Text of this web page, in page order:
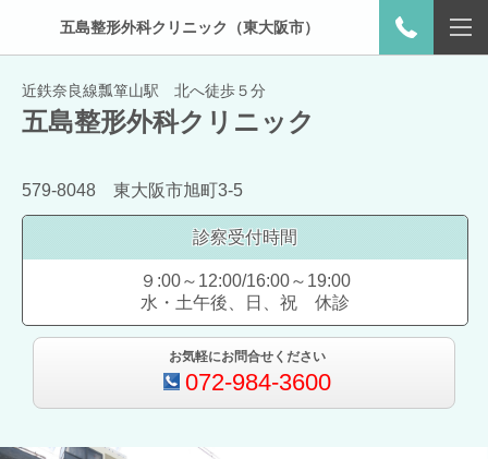
五島整形外科クリニック（東大阪市）
近鉄奈良線瓢箪山駅 北へ徒歩５分
五島整形外科クリニック
579-8048 東大阪市旭町3-5
診察受付時間
９:00～12:00/16:00～19:00
水・土午後、日、祝 休診
お気軽にお問合せください
072-984-3600